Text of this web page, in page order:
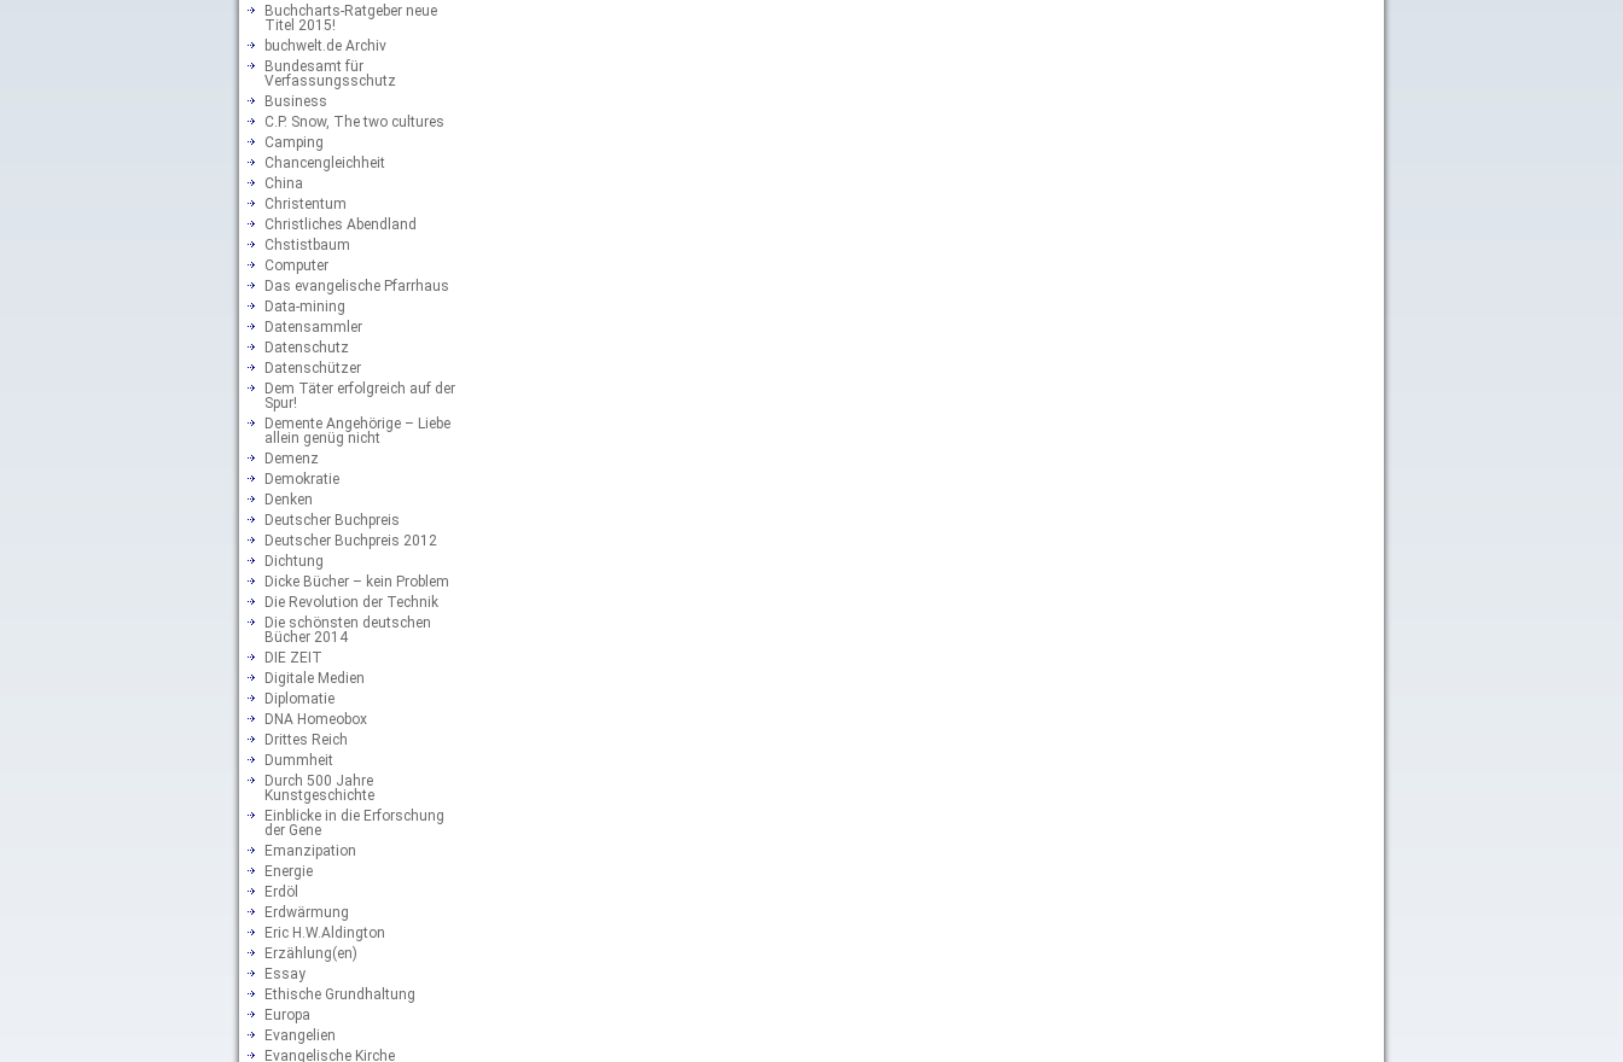
Buchcharts-Ratgeber neue
Titel 2015!
buchwelt.de Archiv
Bundesamt für
Verfassungsschutz
Business
C.P. Snow, The two cultures
Camping
Chancengleichheit
China
Christentum
Christliches Abendland
Chstistbaum
Computer
Das evangelische Pfarrhaus
Data-mining
Datensammler
Datenschutz
Datenschützer
Dem Täter erfolgreich auf der
Spur!
Demente Angehörige – Liebe
allein genüg nicht
Demenz
Demokratie
Denken
Deutscher Buchpreis
Deutscher Buchpreis 2012
Dichtung
Dicke Bücher – kein Problem
Die Revolution der Technik
Die schönsten deutschen
Bücher 2014
DIE ZEIT
Digitale Medien
Diplomatie
DNA Homeobox
Drittes Reich
Dummheit
Durch 500 Jahre
Kunstgeschichte
Einblicke in die Erforschung
der Gene
Emanzipation
Energie
Erdöl
Erdwärmung
Eric H.W.Aldington
Erzählung(en)
Essay
Ethische Grundhaltung
Europa
Evangelien
Evangelische Kirche